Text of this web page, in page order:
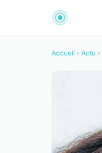
Accueil › Actu ›